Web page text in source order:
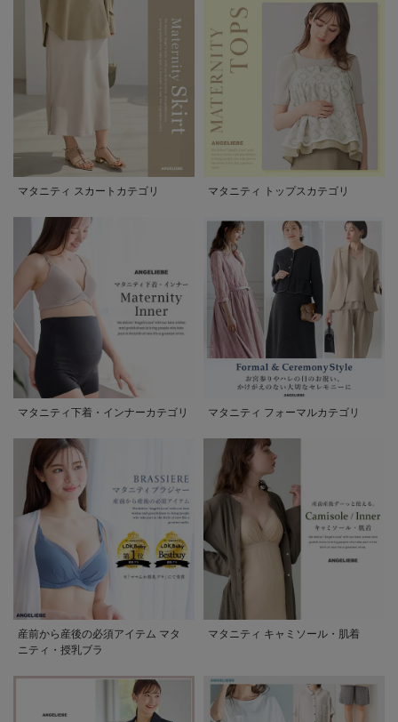
マタニティ スカートカテゴリ マタニティ トップスカテゴリ
マタニティ下着・インナーカテゴリ マタニティ フォーマルカテゴリ
産前から産後の必須アイテム マタ
ニティ・授乳ブラ
マタニティ キャミソール・肌着